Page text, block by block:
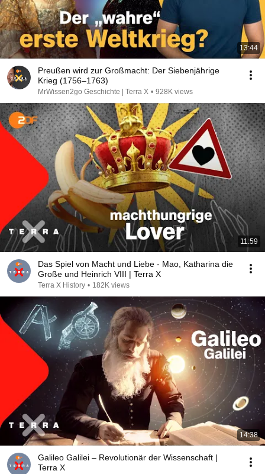
13:44
Preußen wird zur Großmacht: Der Siebenjährige
Krieg (1756–1763)
MrWissen2go Geschichte | Terra X • 928K views
11:59
Das Spiel von Macht und Liebe - Mao, Katharina die
Große und Heinrich VIII | Terra X
Terra X History • 182K views
14:38
Galileo Galilei – Revolutionär der Wissenschaft |
Terra X